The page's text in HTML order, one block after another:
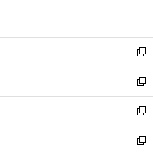
ウ
開
く
新
し
い
ウ
ィ
ン
ド
新
し
い
ウ
ィ
新
し
い
新